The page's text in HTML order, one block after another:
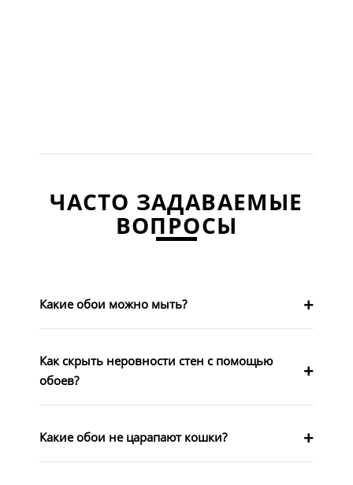
ЧАСТО ЗАДАВАЕМЫЕ
ВОПРОСЫ
Какие обои можно мыть?
Как скрыть неровности стен с помощью
обоев?
Какие обои не царапают кошки?